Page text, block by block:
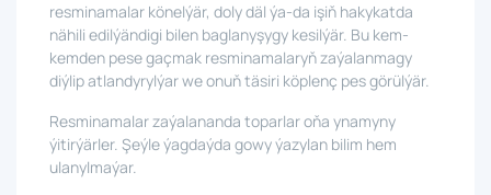
resminamalar könelýär, doly däl ýa-da işiň hakykatda
nähili edilýändigi bilen baglanyşygy kesilýär. Bu kem-
kemden pese gaçmak resminamalaryň zaýalanmagy
diýlip atlandyrylýar we onuň täsiri köplenç pes görülýär.
Resminamalar zaýalananda toparlar oňa ynamyny
ýitirýärler. Şeýle ýagdaýda gowy ýazylan bilim hem
ulanylmaýar.